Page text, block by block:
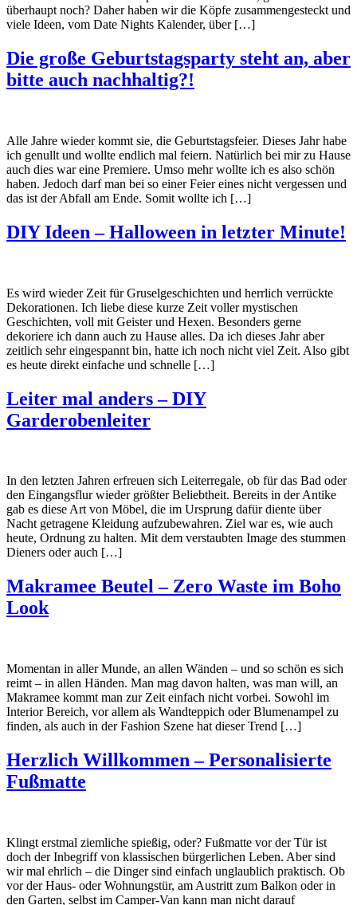
überhaupt noch? Daher haben wir die Köpfe zusammengesteckt und
viele Ideen, vom Date Nights Kalender, über […]
Die große Geburtstagsparty steht an, aber
bitte auch nachhaltig?!
Alle Jahre wieder kommt sie, die Geburtstagsfeier. Dieses Jahr habe
ich genullt und wollte endlich mal feiern. Natürlich bei mir zu Hause
auch dies war eine Premiere. Umso mehr wollte ich es also schön
haben. Jedoch darf man bei so einer Feier eines nicht vergessen und
das ist der Abfall am Ende. Somit wollte ich […]
DIY Ideen – Halloween in letzter Minute!
Es wird wieder Zeit für Gruselgeschichten und herrlich verrückte
Dekorationen. Ich liebe diese kurze Zeit voller mystischen
Geschichten, voll mit Geister und Hexen. Besonders gerne
dekoriere ich dann auch zu Hause alles. Da ich dieses Jahr aber
zeitlich sehr eingespannt bin, hatte ich noch nicht viel Zeit. Also gibt
es heute direkt einfache und schnelle […]
Leiter mal anders – DIY
Garderobenleiter
In den letzten Jahren erfreuen sich Leiterregale, ob für das Bad oder
den Eingangsflur wieder größter Beliebtheit. Bereits in der Antike
gab es diese Art von Möbel, die im Ursprung dafür diente über
Nacht getragene Kleidung aufzubewahren. Ziel war es, wie auch
heute, Ordnung zu halten. Mit dem verstaubten Image des stummen
Dieners oder auch […]
Makramee Beutel – Zero Waste im Boho
Look
Momentan in aller Munde, an allen Wänden – und so schön es sich
reimt – in allen Händen. Man mag davon halten, was man will, an
Makramee kommt man zur Zeit einfach nicht vorbei. Sowohl im
Interior Bereich, vor allem als Wandteppich oder Blumenampel zu
finden, als auch in der Fashion Szene hat dieser Trend […]
Herzlich Willkommen – Personalisierte
Fußmatte
Klingt erstmal ziemliche spießig, oder? Fußmatte vor der Tür ist
doch der Inbegriff von klassischen bürgerlichen Leben. Aber sind
wir mal ehrlich – die Dinger sind einfach unglaublich praktisch. Ob
vor der Haus- oder Wohnungstür, am Austritt zum Balkon oder in
den Garten, selbst im Camper-Van kann man nicht darauf